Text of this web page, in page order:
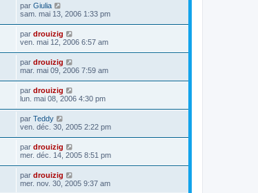
par Giulia
sam. mai 13, 2006 1:33 pm
par drouizig
ven. mai 12, 2006 6:57 am
par drouizig
mar. mai 09, 2006 7:59 am
par drouizig
lun. mai 08, 2006 4:30 pm
par Teddy
ven. déc. 30, 2005 2:22 pm
par drouizig
mer. déc. 14, 2005 8:51 pm
par drouizig
mer. nov. 30, 2005 9:37 am